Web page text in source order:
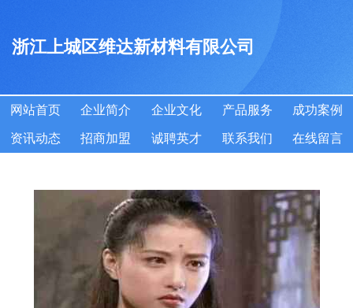
浙江上城区维达新材料有限公司
网站首页 企业简介 企业文化 产品服务 成功案例
资讯动态 招商加盟 诚聘英才 联系我们 在线留言